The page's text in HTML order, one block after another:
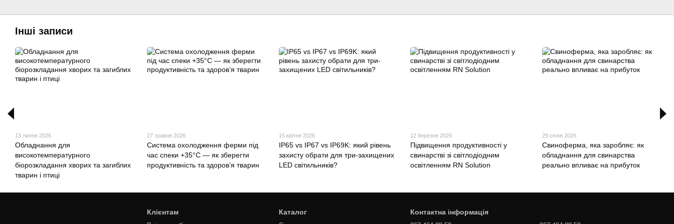
Інші записи
13 липня 2026
Обладнання для
високотемпературного
біорозкладання хворих та загиблих
тварин і птиці
27 травня 2026
Система охолодження ферми під
час спеки +35°C — як зберегти
продуктивність та здоров’я тварин
15 квітня 2026
IP65 vs IP67 vs IP69K: який рівень
захисту обрати для три-захищених
LED світильників?
12 березня 2026
Підвищення продуктивності у
свинарстві зі світлодіодним
освітленням RN Solution
29 січня 2026
Свиноферма, яка заробляє: як
обладнання для свинарства
реально впливає на прибуток
Клієнтам Каталог Контактна інформація